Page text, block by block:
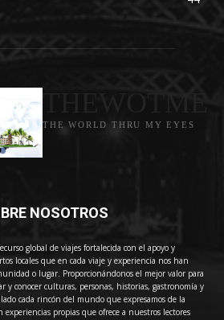
THE WORLD THRU MY EYES
NOSOTROS
global de viajes fortalecida con el apoyo y
locales que en cada viaje y experiencia nos han
o lugar. Proporcionándonos el mejor valor para
y conocer culturas, personas, historias, gastronomía y
cada rincón del mundo que expresamos de la
experiencias propias que ofrece a nuestros lectores